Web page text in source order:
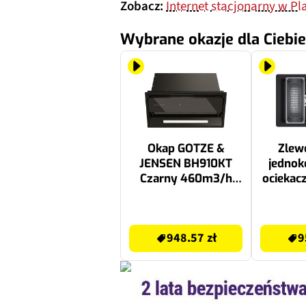
Zobacz:Internet stacjonarny w
Wybrane okazje dla Ciebie
Okap GOTZE &
JENSEN BH910KT
Czarny 460m3/h
948.57 zł